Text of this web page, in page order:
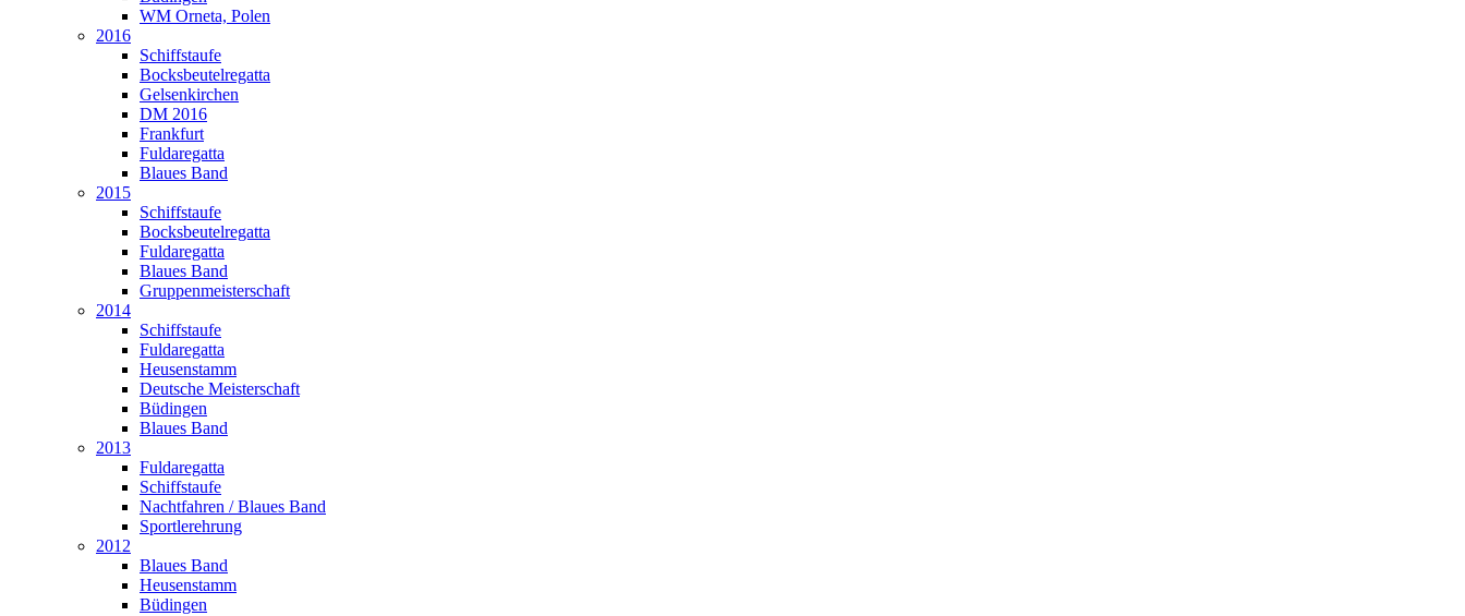
WM Orneta, Polen
2016
Schiffstaufe
Bocksbeutelregatta
Gelsenkirchen
DM 2016
Frankfurt
Fuldaregatta
Blaues Band
2015
Schiffstaufe
Bocksbeutelregatta
Fuldaregatta
Blaues Band
Gruppenmeisterschaft
2014
Schiffstaufe
Fuldaregatta
Heusenstamm
Deutsche Meisterschaft
Büdingen
Blaues Band
2013
Fuldaregatta
Schiffstaufe
Nachtfahren / Blaues Band
Sportlerehrung
2012
Blaues Band
Heusenstamm
Büdingen